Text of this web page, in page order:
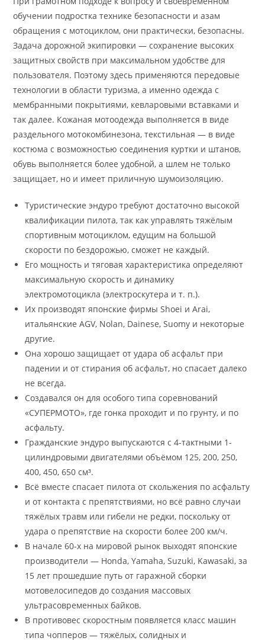
обучении подростка технике безопасности и азам
обращения с мотоциклом, они практически, безопасны.
Задача дорожной экипировки — сохранение высоких
защитных свойств при максимальном удобстве для
пользователя. Поэтому здесь применяются передовые
технологии в области туризма, а именно одежда с
мембранными покрытиями, кевларовыми вставками и
так далее. Кожаная мотоодежда выполняется в виде
раздельного мотокомбинезона, текстильная — в виде
костюма с возможностью соединения куртки и штанов,
обувь выполняется более удобной, а шлем не только
защищает, но и имеет приличную шумоизоляцию.
Туристические эндуро требуют достаточно высокой
квалификации пилота, так как управлять тяжёлым
спортивным мотоциклом, едущим на большой
скорости по бездорожью, сможет не каждый.
Его мощность и тяговая характеристика определяют
максимальную скорость и динамику
электромотоцикла (электроскутера и т. п.).
Их производят японские фирмы Shoei и Arai,
итальянские AGV, Nolan, Dainese, Suomy и некоторые
другие.
Она хорошо защищает от удара об асфальт при
падении и от стирания об асфальт, но спасает далеко
не всегда.
Создавался он для особого типа соревнований
«СУПЕРМОТО», где гонка проходит и по грунту, и по
асфальту.
Гражданские эндуро выпускаются с 4-тактными 1-
цилиндровыми двигателями объёмом 125, 200, 250,
400, 450, 650 см³.
Всё вместе спасает пилота от скольжения по асфальту
и от контакта с препятствиями, но всё равно случаи
тяжёлых травм или гибели не редки, поскольку от
удара о препятствие на скорости более 200 км/ч.
В начале 60-х на мировой рынок выходят японские
производители — Honda, Yamaha, Suzuki, Kawasaki, за
15 лет прошедшие путь от гаражной сборки
мотовелосипедов до создания массовых
ультрасовременных байков.
В противовес скоростным появляется класс машин
типа чопперов — тяжёлых, солидных и